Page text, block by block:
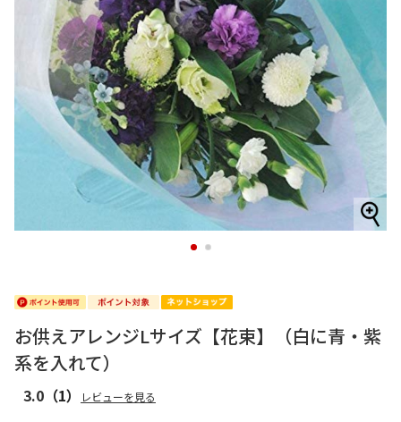
1 2
お供えアレンジLサイズ【花束】（白に青・紫
系を入れて）
3.0 （1） レビューを見る